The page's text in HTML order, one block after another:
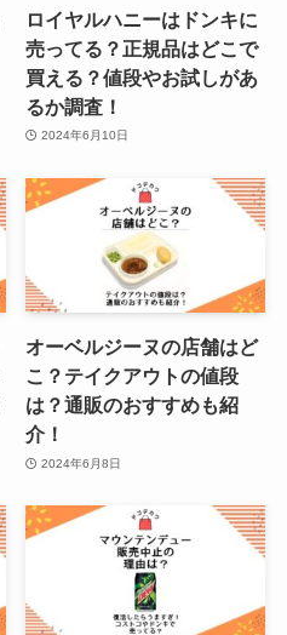
ロイヤルハニーはドンキに
売ってる？正規品はどこで
買える？値段やお試しがあ
るか調査！
2024年6月10日
オーベルジーヌの店舗はど
こ？テイクアウトの値段
は？通販のおすすめも紹
介！
2024年6月8日